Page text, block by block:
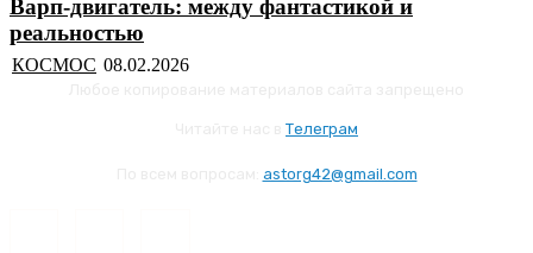
Варп-двигатель: между фантастикой и
реальностью
КОСМОС
Телеграм
astorg42@gmail.com